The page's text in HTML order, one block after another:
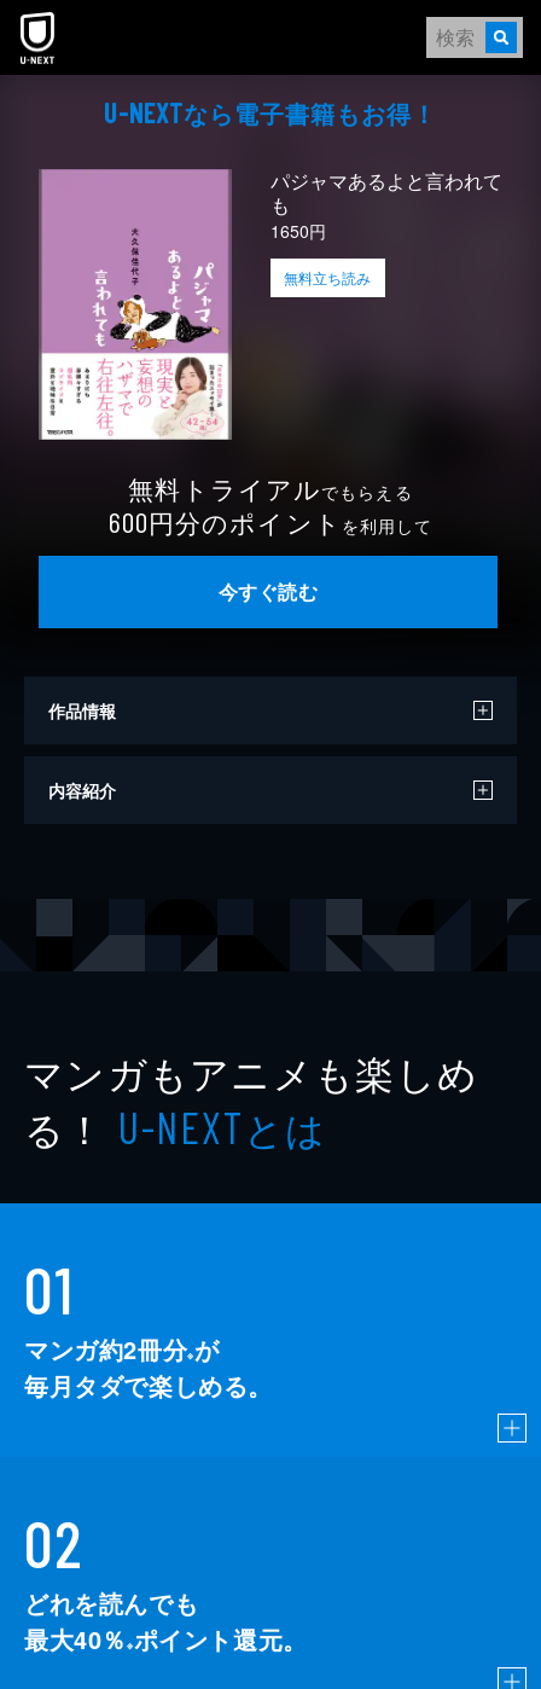
本文へスキップ
U-NEXTなら電⼦書籍もお得！
パジャマあるよと言われて
も
1650円
無料立ち読み
無料トライアルでもらえる
600円分のポイント を利用して
今すぐ読む
作品情報
著者
内容紹介
マンガもアニメも楽しめ
る！ U-NEXTとは
01
マンガ約2冊分※が
毎月タダで楽しめる。
02
どれを読んでも
最大40％ ※ポイント還元。